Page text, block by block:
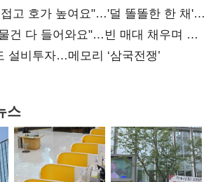
고 호가 높여요"…'덜 똘똘한 한 채'
건 다 들어와요"…빈 매대 채우며 문
설비투자…메모리 ‘삼국전쟁’
스